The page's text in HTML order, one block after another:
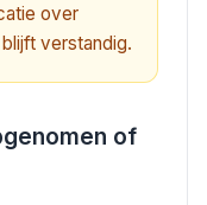
over
verstandig.
of